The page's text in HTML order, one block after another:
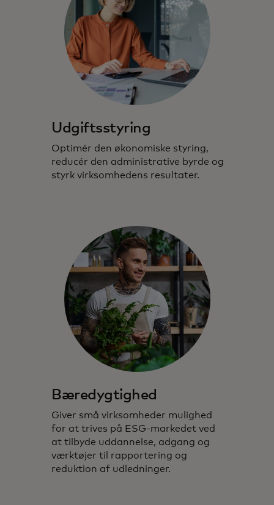
Udgiftsstyring
Optimér den økonomiske styring,
reducér den administrative byrde og
styrk virksomhedens resultater.
Bæredygtighed
Giver små virksomheder mulighed
for at trives på ESG-markedet ved
at tilbyde uddannelse, adgang og
værktøjer til rapportering og
reduktion af udledninger.